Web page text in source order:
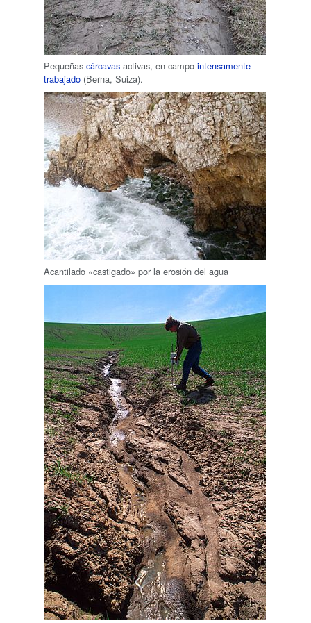
Pequeñas cárcavas activas, en campo intensamente
trabajado (Berna, Suiza).
Acantilado «castigado» por la erosión del agua